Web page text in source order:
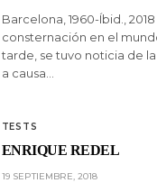
Barcelona, 1960-Íbid.,
consternación en el
tarde, se tuvo noticia de
a causa…
TESTS
ENRIQUE REDEL
19 SEPTIEMBRE, 2018